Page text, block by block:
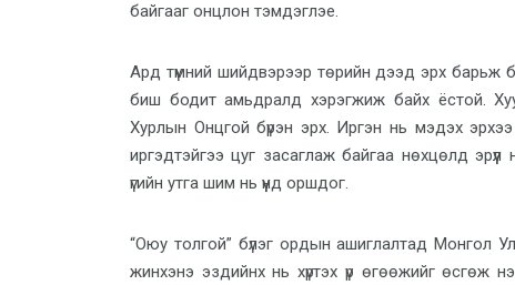
байгааг онцлон тэмдэглэе.
Ард түмний шийдвэрээр төрийн дээд эрх барьж
биш бодит амьдралд хэрэгжиж байх ёстой.
Хурлын Онцгой бүрэн эрх. Иргэн нь мэдэх
иргэдтэйгээ цуг засаглаж байгаа нөхцөлд
үгийн утга шим нь үүнд оршдог.
“Оюу толгой” бүлэг ордын ашиглалтад Монгол
жинхэнэ эздийнх нь хүртэх үр өгөөжийг өсгөж